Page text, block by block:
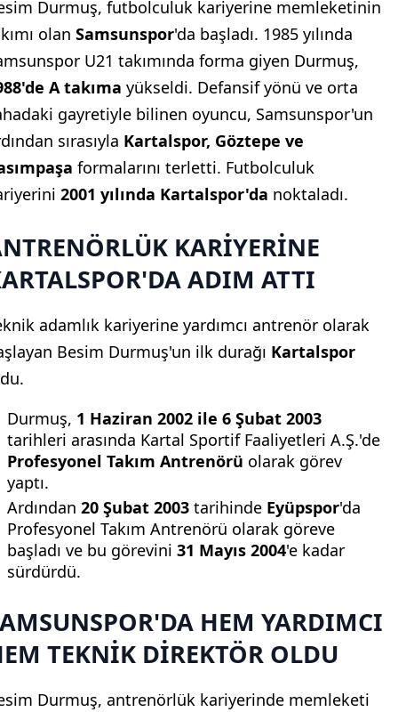
Durmuş, futbolculuk kariyerine memleketinin
olan Samsunspor'da başladı. 1985 yılında
U21 takımında forma giyen Durmuş,
A takıma yükseldi. Defansif yönü ve orta
gayretiyle bilinen oyuncu, Samsunspor'un
sırasıyla Kartalspor, Göztepe ve
formalarını terletti. Futbolculuk
2001 yılında Kartalspor'da noktaladı.
KARİYERİNE
ADIM ATTI
adamlık kariyerine yardımcı antrenör olarak
Besim Durmuş'un ilk durağı Kartalspor
Durmuş, 1 Haziran 2002 ile 6 Şubat 2003
tarihleri arasında Kartal Sportif Faaliyetleri A.Ş.'de
Profesyonel Takım Antrenörü olarak görev
yaptı.
Ardından 20 Şubat 2003 tarihinde Eyüpspor'da
Profesyonel Takım Antrenörü olarak göreve
başladı ve bu görevini 31 Mayıs 2004'e kadar
sürdürdü.
HEM YARDIMCI
TEKNİK DİREKTÖR OLDU
Durmuş, antrenörlük kariyerinde memleketi